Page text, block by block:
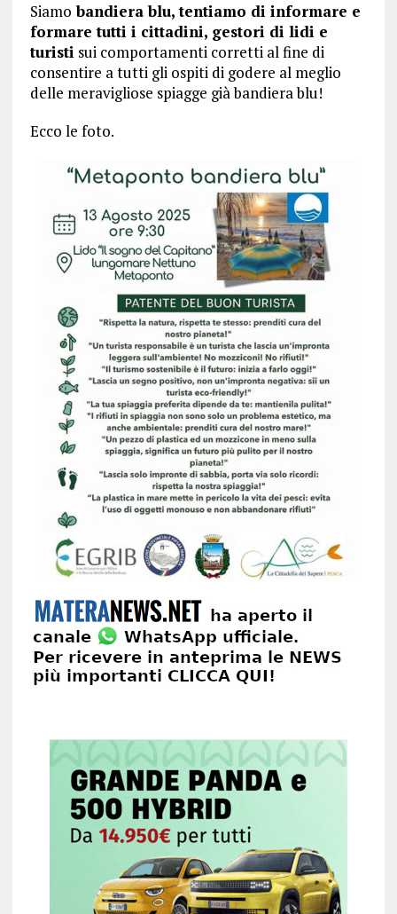
Siamo bandiera blu, tentiamo di informare e
formare tutti i cittadini, gestori di lidi e
turisti sui comportamenti corretti al fine di
consentire a tutti gli ospiti di godere al meglio
delle meravigliose spiagge già bandiera blu!
Ecco le foto.